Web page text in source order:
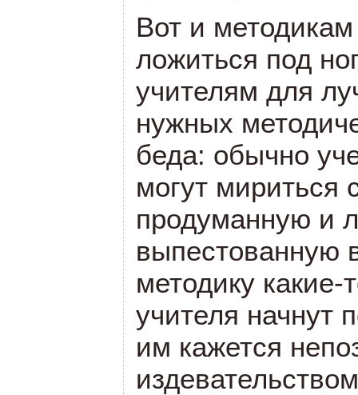
Вот и методикам
ложиться под
учителям для
нужных
беда: обычно
могут мириться
продуманную и
выпестованную
методику
учителя начнут
им кажется